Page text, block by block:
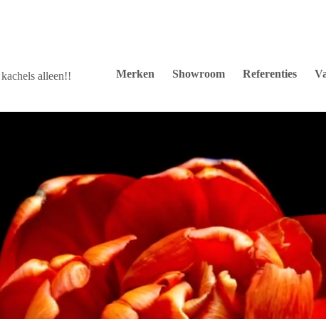
alleen!! Merken Showroom Referenties